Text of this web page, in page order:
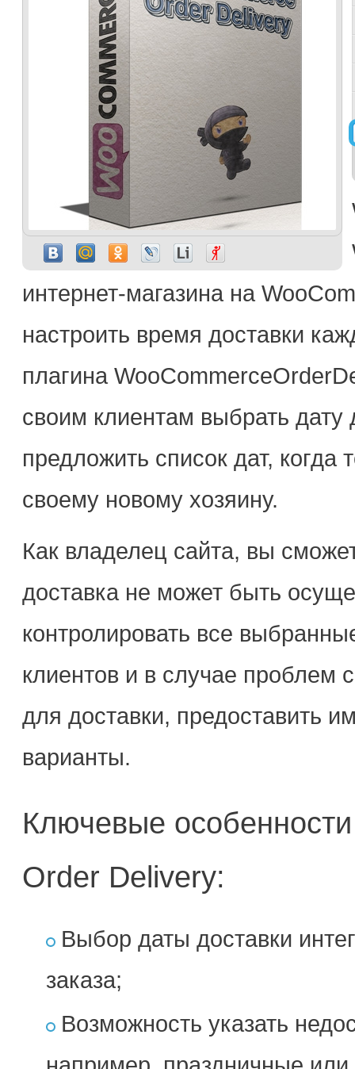
интернет-магазина на
настроить время доставки
плагина
своим клиентам выбрать
предложить список дат,
своему новому хозяину.
Как владелец сайта, вы
доставка не может быть
контролировать все
клиентов и в случае проблем
для доставки, предоставить
варианты.
Ключевые
Order Delivery:
Выбор даты доставки
заказа;
Возможность указать